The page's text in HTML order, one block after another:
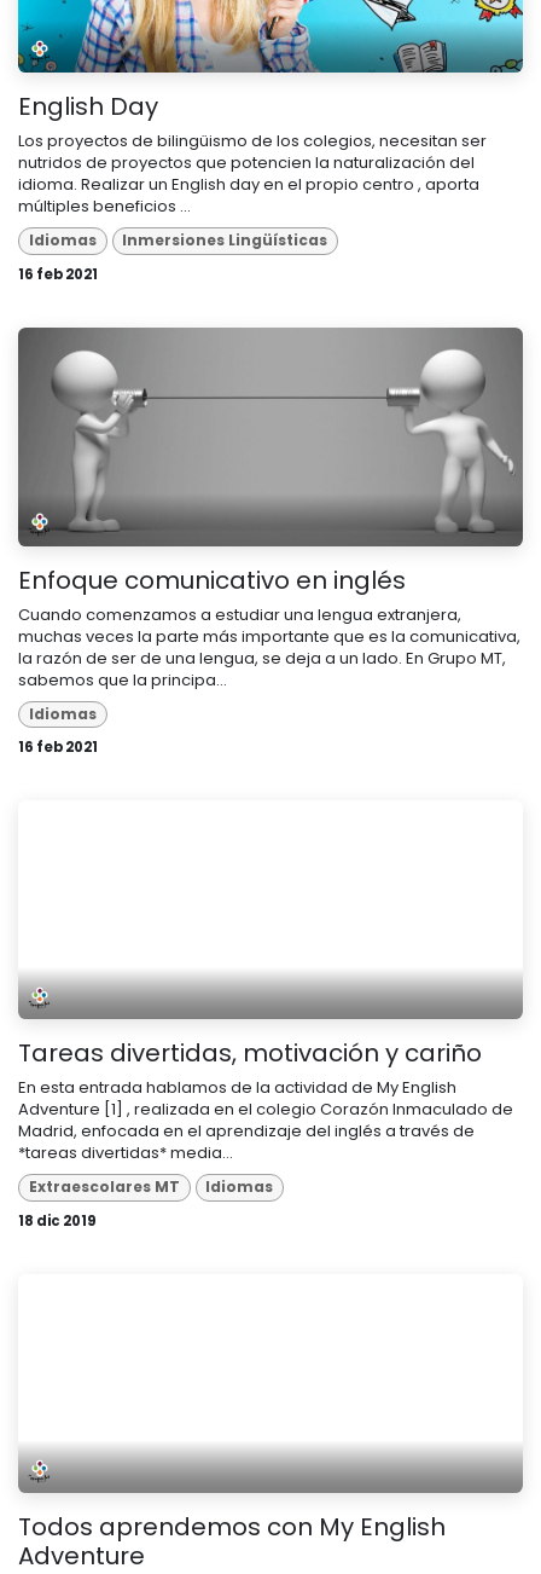
English Day
Los proyectos de bilingüismo de los colegios, necesitan ser
nutridos de proyectos que potencien la naturalización del
idioma. Realizar un English day en el propio centro , aporta
múltiples beneficios ...
Idiomas Inmersiones Lingüísticas
16 feb 2021
Enfoque comunicativo en inglés
Cuando comenzamos a estudiar una lengua extranjera,
muchas veces la parte más importante que es la comunicativa,
la razón de ser de una lengua, se deja a un lado. En Grupo MT,
sabemos que la principa...
Idiomas
16 feb 2021
Tareas divertidas, motivación y cariño
En esta entrada hablamos de la actividad de My English
Adventure [1] , realizada en el colegio Corazón Inmaculado de
Madrid, enfocada en el aprendizaje del inglés a través de
*tareas divertidas* media...
Extraescolares MT Idiomas
18 dic 2019
Todos aprendemos con My English
Adventure